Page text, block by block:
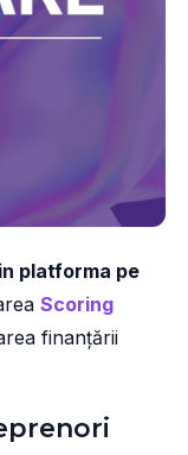
platforma pe
Scoring
finanțării